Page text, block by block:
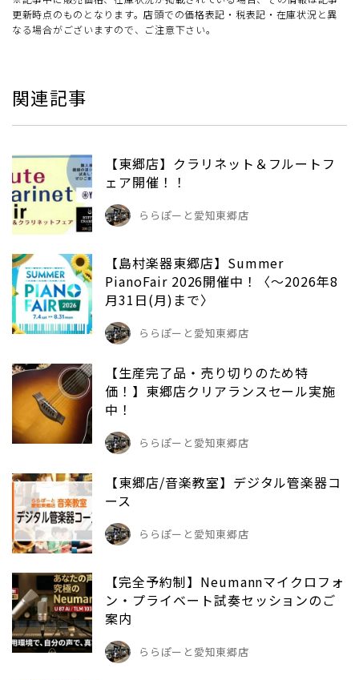
更新時点のものとなります。店頭での価格表記・税表記・在庫状況と異
なる場合がございますので、ご注意下さい。
関連記事
【東郷店】クラリネット＆フルートフ
ェア開催！！
ららぽーと愛知東郷店
【島村楽器東郷店】Summer
PianoFair 2026開催中！〈～2026年8
月31日(月)まで〉
ららぽーと愛知東郷店
【生産完了品・売り切りのため特
価！】東郷店クリアランスセール実施
中！
ららぽーと愛知東郷店
【東郷店/音楽教室】デジタル管楽器コ
ース
ららぽーと愛知東郷店
【完全予約制】Neumannマイクロフォ
ン・プライベート試奏セッションのご
案内
ららぽーと愛知東郷店